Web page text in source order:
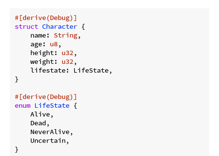
#[derive(Debug)]
struct Character {
    name:
String,
    age:
u8,
    height:
u32,
    weight:
u32,
    lifestate: LifeState,
}
#[derive(Debug)]
enum LifeState {
    Alive,
    Dead,
    NeverAlive,
    Uncertain,
}